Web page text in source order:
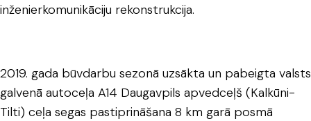
inženierkomunikāciju rekonstrukcija.
2019. gada būvdarbu sezonā uzsākta un pabeigta valsts
galvenā autoceļa A14 Daugavpils apvedceļš (Kalkūni-
Tilti) ceļa segas pastiprināšana 8 km garā posmā